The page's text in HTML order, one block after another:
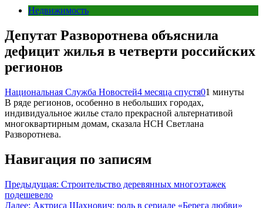
Недвижимость
Депутат Разворотнева объяснила
дефицит жилья в четверти российских
регионов
Национальная Служба Новостей4 месяца спустя01 минуты
В ряде регионов, особенно в небольших городах,
индивидуальное жилье стало прекрасной альтернативой
многоквартирным домам, сказала НСН Светлана
Разворотнева.
Навигация по записям
Предыдущая: Строительство деревянных многоэтажек
подешевело
Далее: Актриса Шахнович: роль в сериале «Берега любви»